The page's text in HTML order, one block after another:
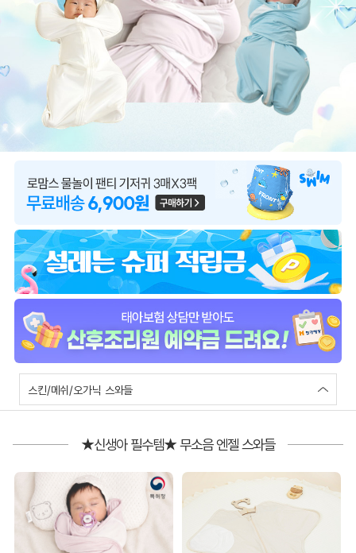
스킨/메쉬/오가닉 스와들
★신생아 필수템★ 무소음 엔젤 스와들